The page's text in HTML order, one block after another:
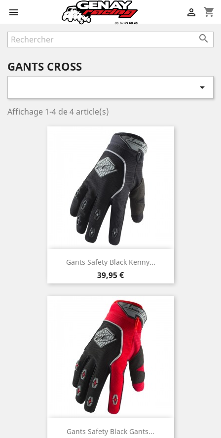
 shopping_cart


GANTS CROSS

Affichage 1-4 de 4 article(s)
Gants Safety Black Kenny...
Prix
39,95 €
Gants Safety Black Gants...